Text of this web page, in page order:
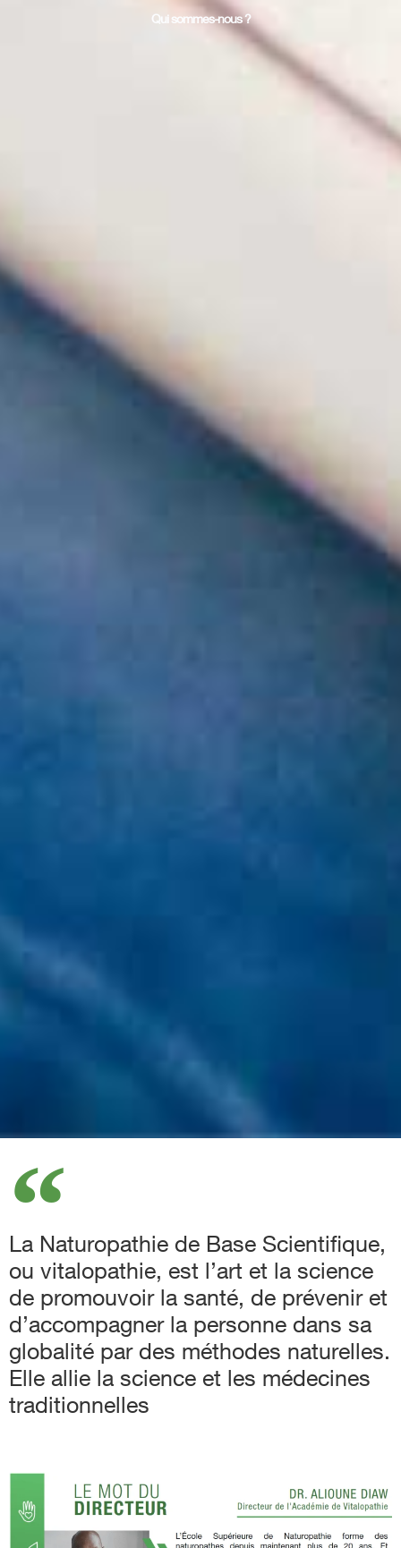
Qui sommes-nous ?
La Naturopathie de Base Scientifique,
ou vitalopathie, est l’art et la science
de promouvoir la santé, de prévenir et
d’accompagner la personne dans sa
globalité par des méthodes naturelles.
Elle allie la science et les médecines
traditionnelles